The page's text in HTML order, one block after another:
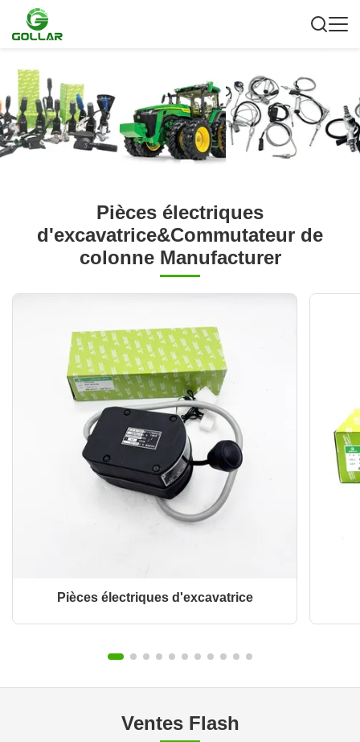
Pièces électriques
d'excavatrice&Commutateur de
colonne Manufacturer
Pièces électriques d'excavatrice
Ventes Flash